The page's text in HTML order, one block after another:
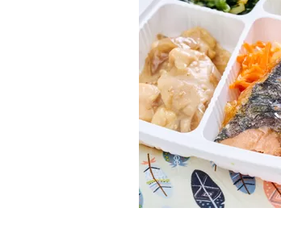
制限食